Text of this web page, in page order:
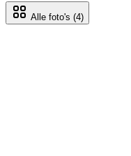
Alle foto's (4)